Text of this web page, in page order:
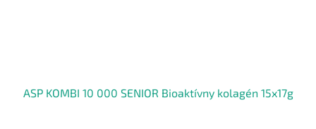
ASP KOMBI 10 000 SENIOR Bioaktívny kolagén 15x17g